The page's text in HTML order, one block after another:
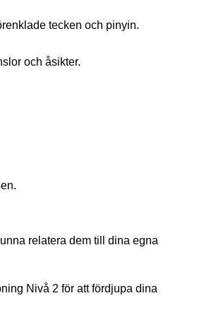
tecken och pinyin.
och åsikter.
relatera dem till dina egna
Nivå 2 för att fördjupa dina